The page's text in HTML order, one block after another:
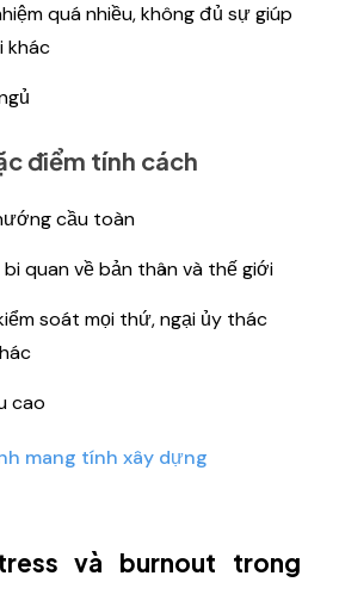
quá nhiều, không đủ sự giúp
khác
điểm tính cách
cầu toàn
quan về bản thân và thế giới
soát mọi thứ, ngại ủy thác
cao
mang tính xây dựng
và burnout trong